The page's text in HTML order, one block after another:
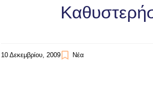
10 Δεκεμβρίου, 2009 Νέα